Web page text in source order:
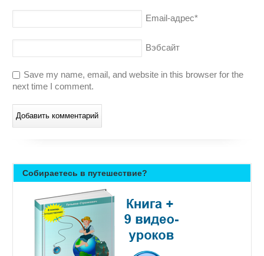
Email-адрес*
Вэбсайт
Save my name, email, and website in this browser for the
next time I comment.
Собираетесь в путешествие?